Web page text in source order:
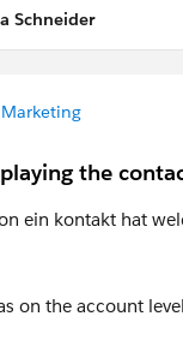
Schneider
the
ein kontakt hat
on the account